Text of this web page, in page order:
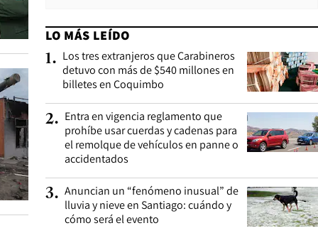
LO MÁS LEÍDO
1. Los tres extranjeros que Carabineros
detuvo con más de $540 millones en
billetes en Coquimbo
2. Entra en vigencia reglamento que
prohíbe usar cuerdas y cadenas para
el remolque de vehículos en panne o
accidentados
3. Anuncian un “fenómeno inusual” de
lluvia y nieve en Santiago: cuándo y
cómo será el evento